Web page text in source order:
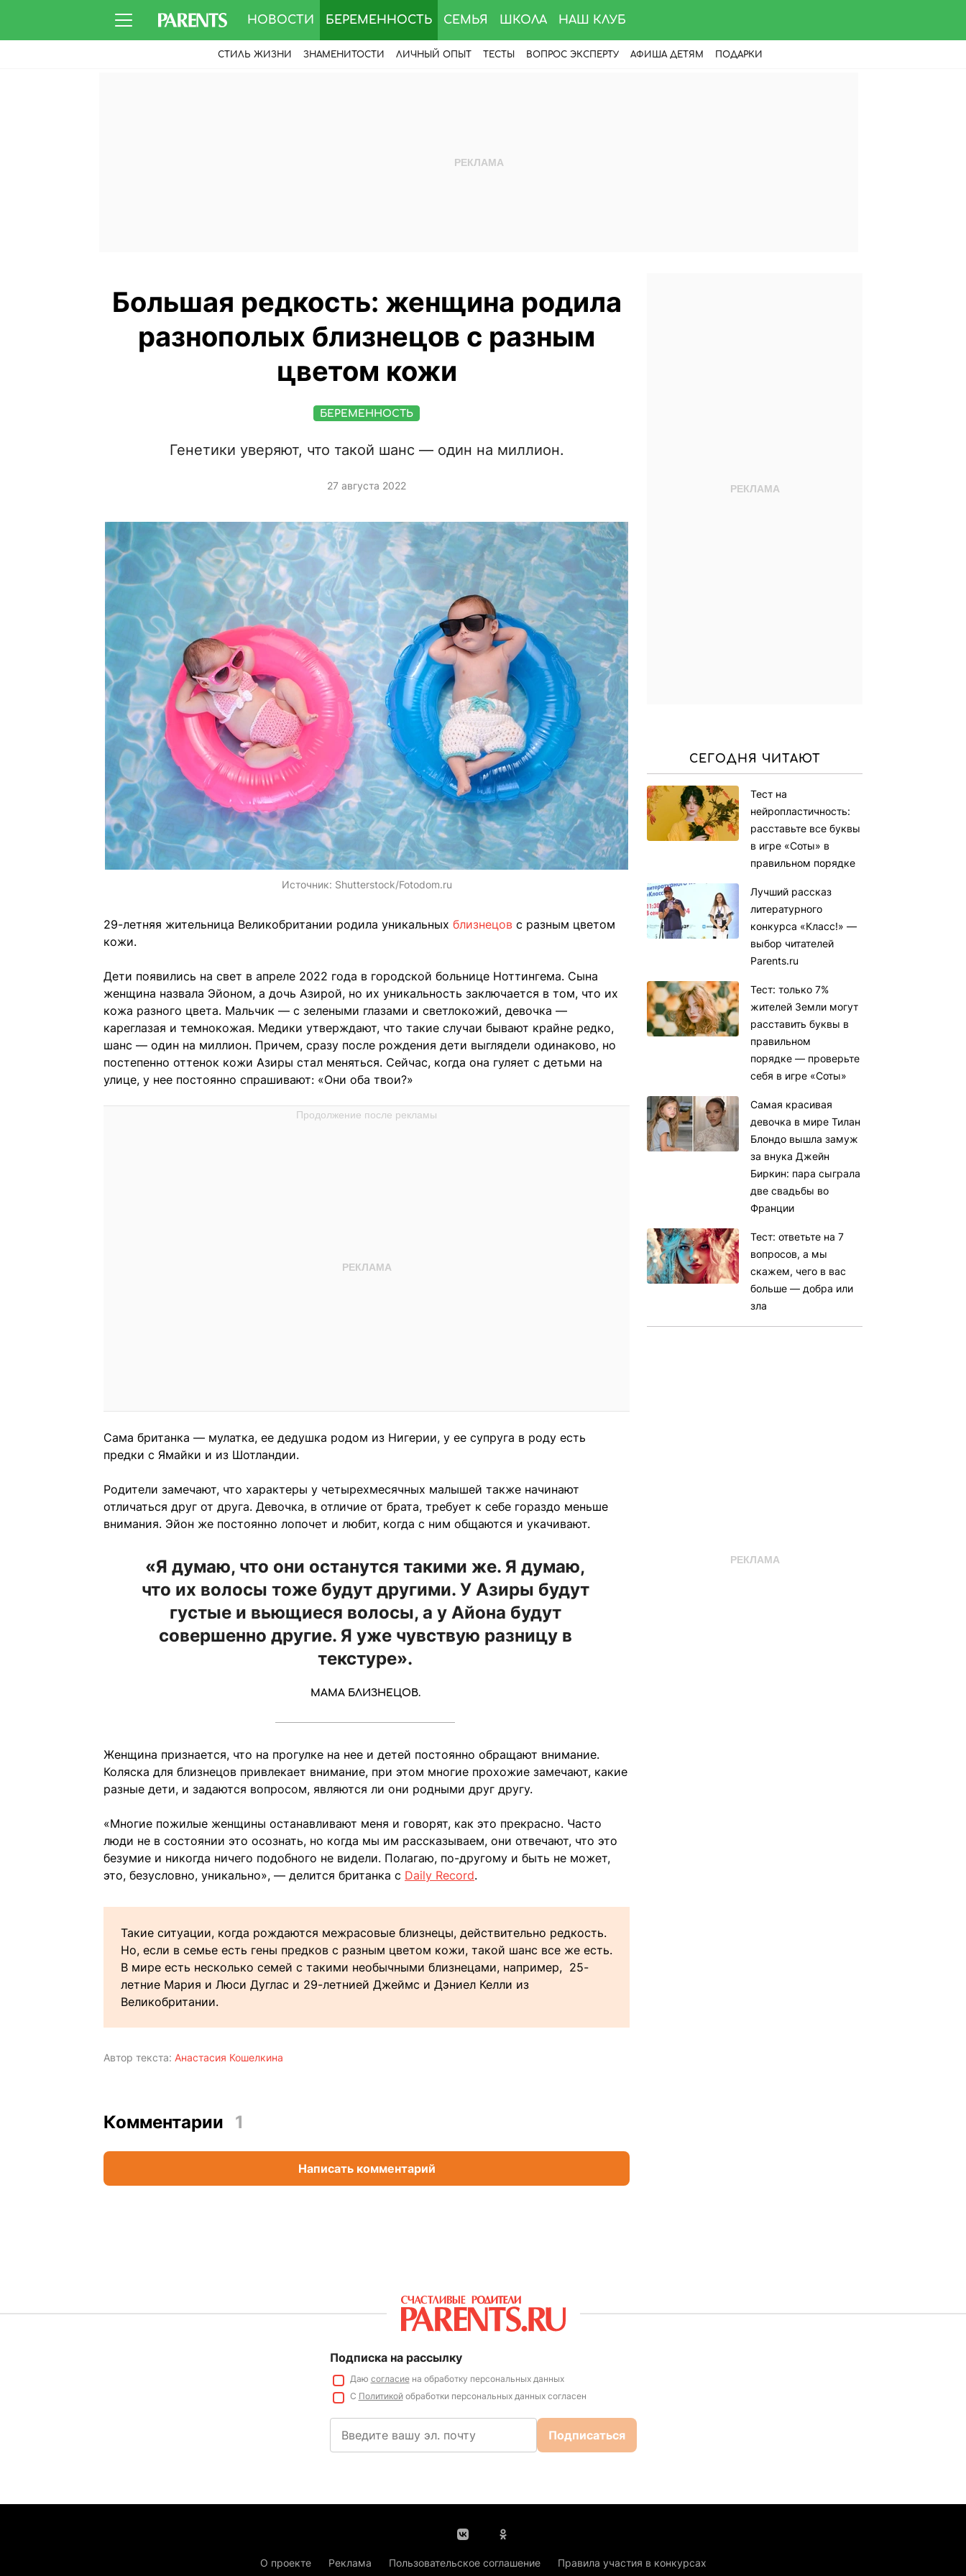
НОВОСТИ БЕРЕМЕННОСТЬ СЕМЬЯ ШКОЛА НАШ КЛУБ
СТИЛЬ ЖИЗНИ ЗНАМЕНИТОСТИ ЛИЧНЫЙ ОПЫТ ТЕСТЫ ВОПРОС ЭКСПЕРТУ АФИША ДЕТЯМ ПОДАРКИ
Большая редкость: женщина родила
разнополых близнецов с разным
цветом кожи
БЕРЕМЕННОСТЬ
Генетики уверяют, что такой шанс — один на миллион.
27 августа 2022
Источник: Shutterstock/Fotodom.ru
29-летняя жительница Великобритании родила уникальных близнецов с разным цветом
кожи.
Дети появились на свет в апреле 2022 года в городской больнице Ноттингема. Сына
женщина назвала Эйоном, а дочь Азирой, но их уникальность заключается в том, что их
кожа разного цвета. Мальчик — с зелеными глазами и светлокожий, девочка —
кареглазая и темнокожая. Медики утверждают, что такие случаи бывают крайне редко,
шанс — один на миллион. Причем, сразу после рождения дети выглядели одинаково, но
постепенно оттенок кожи Азиры стал меняться. Сейчас, когда она гуляет с детьми на
улице, у нее постоянно спрашивают: «Они оба твои?»
Сама британка — мулатка, ее дедушка родом из Нигерии, у ее супруга в роду есть
предки с Ямайки и из Шотландии.
Родители замечают, что характеры у четырехмесячных малышей также начинают
отличаться друг от друга. Девочка, в отличие от брата, требует к себе гораздо меньше
внимания. Эйон же постоянно лопочет и любит, когда с ним общаются и укачивают.
«Я думаю, что они останутся такими же. Я думаю,
что их волосы тоже будут другими. У Азиры будут
густые и вьющиеся волосы, а у Айона будут
совершенно другие. Я уже чувствую разницу в
текстуре».
МАМА БЛИЗНЕЦОВ.
Женщина признается, что на прогулке на нее и детей постоянно обращают внимание.
Коляска для близнецов привлекает внимание, при этом многие прохожие замечают, какие
разные дети, и задаются вопросом, являются ли они родными друг другу.
«Многие пожилые женщины останавливают меня и говорят, как это прекрасно. Часто
люди не в состоянии это осознать, но когда мы им рассказываем, они отвечают, что это
безумие и никогда ничего подобного не видели. Полагаю, по-другому и быть не может,
это, безусловно, уникально», — делится британка с Daily Record.
Такие ситуации, когда рождаются межрасовые близнецы, действительно редкость.
Но, если в семье есть гены предков с разным цветом кожи, такой шанс все же есть.
В мире есть несколько семей с такими необычными близнецами, например, 25-
летние Мария и Люси Дуглас и 29-летнией Джеймс и Дэниел Келли из
Великобритании.
Автор текста: Анастасия Кошелкина
СЕГОДНЯ ЧИТАЮТ
Тест на
нейропластичность:
расставьте все буквы
в игре «Соты» в
правильном порядке
Лучший рассказ
литературного
конкурса «Класс!» —
выбор читателей
Parents.ru
Тест: только 7%
жителей Земли могут
расставить буквы в
правильном
порядке — проверьте
себя в игре «Соты»
Самая красивая
девочка в мире Тилан
Блондо вышла замуж
за внука Джейн
Биркин: пара сыграла
две свадьбы во
Франции
Тест: ответьте на 7
вопросов, а мы
скажем, чего в вас
больше — добра или
зла
Комментарии 1
Написать комментарий
Подписка на рассылку
Даю согласиена обработку персональных данных
С Политикойобработки персональных данных согласен
Подписаться
О проекте Реклама Пользовательское соглашение Правила участия в конкурсах